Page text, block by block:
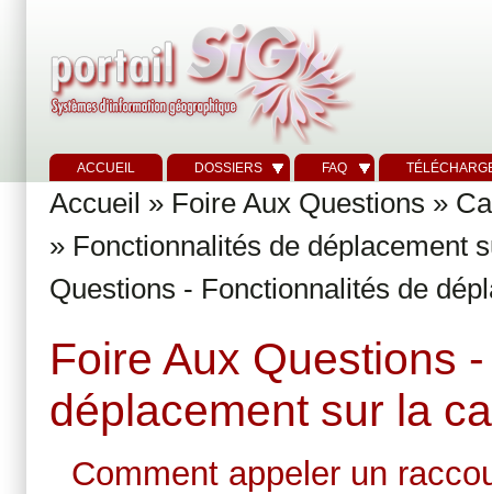
ACCUEIL DOSSIERS FAQ
Accueil » Foire Aux Questions »
» Fonctionnalités de déplacement
Questions - Fonctionnalités de
Foire Aux Questions
déplacement sur la
Comment appeler un